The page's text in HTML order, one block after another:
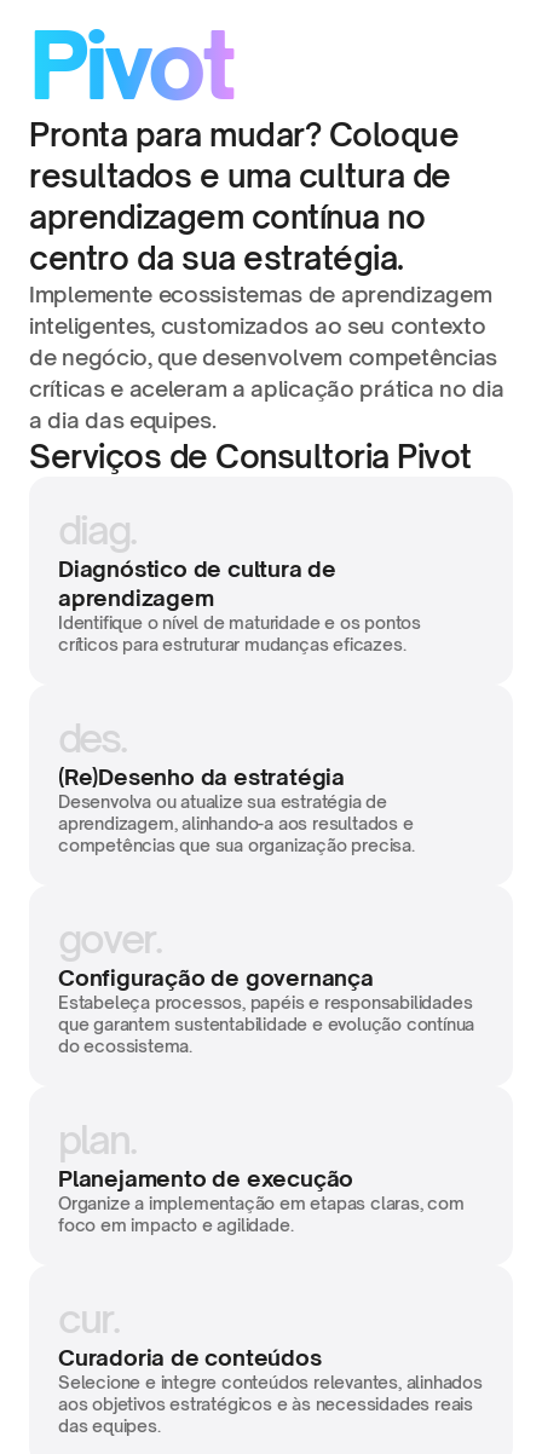
Pronta para mudar? Coloque
resultados e uma cultura de
aprendizagem contínua no
centro da sua estratégia.
Implemente ecossistemas de aprendizagem
inteligentes, customizados ao seu contexto
de negócio, que desenvolvem competências
críticas e aceleram a aplicação prática no dia
a dia das equipes.
Pivot
Serviços de Consultoria Pivot
diag.
Diagnóstico de cultura de
aprendizagem
Identifique o nível de maturidade e os pontos
críticos para estruturar mudanças eficazes.
plan.
Planejamento de execução
Organize a implementação em etapas claras, com
foco em impacto e agilidade.
des.
(Re)Desenho da estratégia
Desenvolva ou atualize sua estratégia de
aprendizagem, alinhando-a aos resultados e
competências que sua organização precisa.
gover.
Configuração de governança
Estabeleça processos, papéis e responsabilidades
que garantem sustentabilidade e evolução contínua
do ecossistema.
cur.
Curadoria de conteúdos
Selecione e integre conteúdos relevantes, alinhados
aos objetivos estratégicos e às necessidades reais
das equipes.